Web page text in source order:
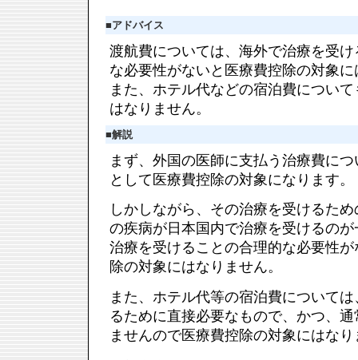
■アドバイス
渡航費については、海外で治療を受
な必要性がないと医療費控除の対象
また、ホテル代などの宿泊費につい
はなりません。
■解説
まず、外国の医師に支払う治療費に
として医療費控除の対象になります。
しかしながら、その治療を受けるた
の疾病が日本国内で治療を受けるの
治療を受けることの合理的な必要性
除の対象にはなりません。
また、ホテル代等の宿泊費について
るために直接必要なもので、かつ、
ませんので医療費控除の対象にはな